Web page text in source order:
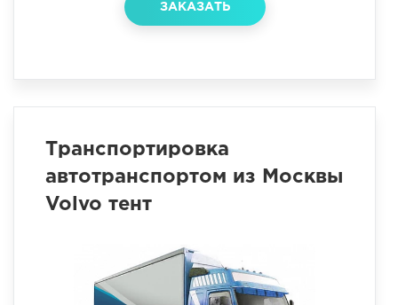
ЗАКАЗАТЬ
Транспортировка
автотранспортом из Москвы
Volvo тент